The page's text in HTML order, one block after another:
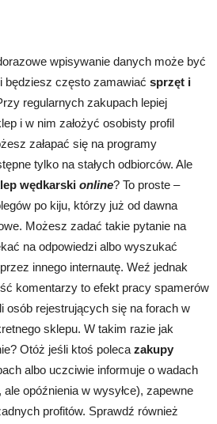
wpisywanie danych może być
będziesz często zamawiać sprzęt i
regularnych zakupach lepiej
i w nim założyć osobisty profil
załapać się na programy
tylko na stałych odbiorców. Ale
wędkarski online? To proste –
po kiju, którzy już od dawna
Możesz zadać takie pytanie na
na odpowiedzi albo wyszukać
innego internautę. Weź jednak
komentarzy to efekt pracy spamerów
osób rejestrujących się na forach w
sklepu. W takim razie jak
Otóż jeśli ktoś poleca zakupy
albo uczciwie informuje o wadach
opóźnienia w wysyłce), zapewne
profitów. Sprawdź również